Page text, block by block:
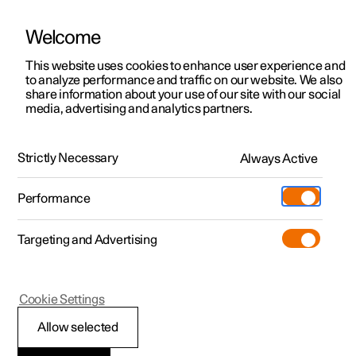
Polestar 2
Polestar 3
Polestar 4
Pre-owned
Shop
Meer
Testrit
Aanbiedingen voor
Testrit
Aanbiedingen voor
Polestar 4 coupé
Ontdek Polestar 4
Testrit
Bekijk onze stockwagens
Aanbiedingen voor
Ontdek Polestar 5
Over pre-owned
Pre-owned aanbiedingen
Aanbiedingen voor particulieren
Aanbiedingen voor
professionelen
Bekijk onze stockwagens
Configureer
Pre-owned
Testrit
Additionals
(Opent in een nieuw venster)
Experiences
Ontmoet ons
Servicepunten
Opladen
Support
HandleidingVideogalerijSoftware-updates
De Polestar-app
Polestar 2
Apparaten die
Welcome
This website uses cookies to enhance user experience and
to analyze performance and traffic on our website. We also
share information about your use of our site with our social
media, advertising and analytics partners.
Strictly Necessary Always Active
Performance
Targeting and Advertising
Allow selected
Cookie Settings